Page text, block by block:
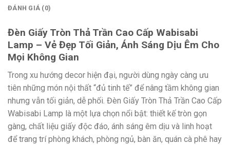
ĐÁNH GIÁ (0)
Đèn Giấy Tròn Thả Trần Cao Cấp Wabisabi
Lamp – Vẻ Đẹp Tối Giản, Ánh Sáng Dịu Êm Cho
Mọi Không Gian
Trong xu hướng decor hiện đại, người dùng ngày càng ưu
tiên những món nội thất “đủ tinh tế” để nâng tầm không gian
nhưng vẫn tối giản, dễ phối. Đèn Giấy Tròn Thả Trần Cao Cấp
Wabisabi Lamp là một lựa chọn nổi bật: thiết kế tròn gọn
gàng, chất liệu giấy độc đáo, ánh sáng êm dịu và linh hoạt
để trang trí phòng khách, phòng ngủ, bàn ăn, quán cà phê hay